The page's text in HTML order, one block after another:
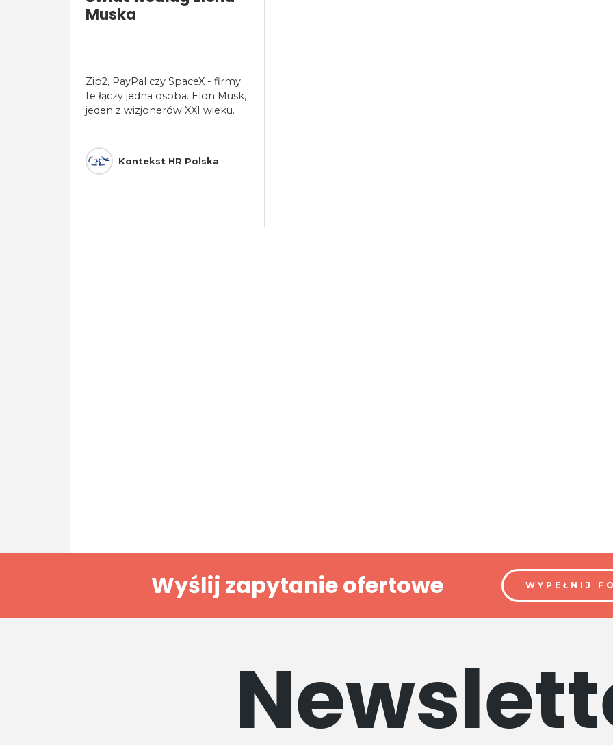
Muska
Zip2, PayPal czy SpaceX - firmy
te łączy jedna osoba. Elon Musk,
jeden z wizjonerów XXI wieku.
Kontekst HR Polska
Wyślij zapytanie ofertowe WYPEŁNIJ